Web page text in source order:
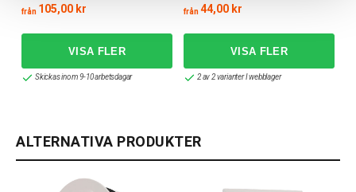
från 105,00 kr
Skickas inom 9-10 arbetsdagar
från44,00 kr
2 av 2 varianter I webblager
ALTERNATIVA PRODUKTER